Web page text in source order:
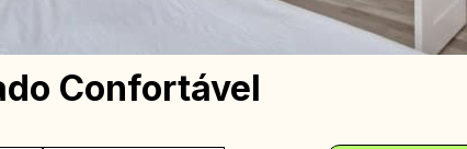
Confortável